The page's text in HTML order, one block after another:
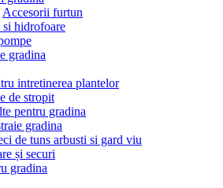
Accesorii furtun
hidrofoare
gradina
intretinerea plantelor
de stropit
pentru gradina
gradina
de tuns arbusti si gard viu
și securi
gradina